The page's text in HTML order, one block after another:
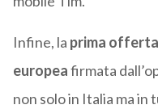
Infine, la prima
europeafirmata
non solo in Italia ma in